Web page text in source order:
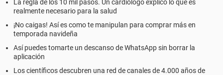
La regla de los 10 mil pasos. Un cardiólogo explicó lo que es
realmente necesario para la salud
¡No caigas! Así es como te manipulan para comprar más en
temporada navideña
Así puedes tomarte un descanso de WhatsApp sin borrar la
aplicación
Los científicos descubren una red de canales de 4.000 años de